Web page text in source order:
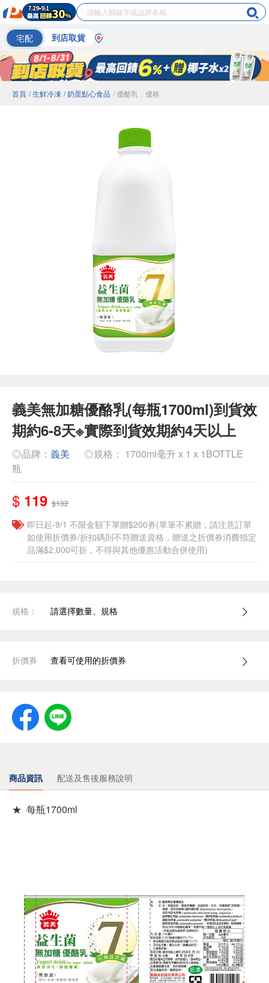
宅配 到店取貨
首頁 / 生鮮冷凍 / 奶蛋點心食品 / 優酪乳．優格
義美無加糖優酪乳(每瓶1700ml)到貨效
期約6-8天※實際到貨效期約4天以上
◎品牌： 義美
◎規格： 1700ml毫升 x 1 x 1BOTTLE
瓶
$ 119 $132
即日起-9/1 不限金額下單贈$200券(單筆不累贈，請注意訂單
如使用折價券/折扣碼則不符贈送資格，贈送之折價券消費指定
品滿$2,000可折，不得與其他優惠活動合併使用)
規格： 請選擇數量、規格
折價券 查看可使用的折價券
商品資訊 配送及售後服務說明
★ 每瓶1700ml